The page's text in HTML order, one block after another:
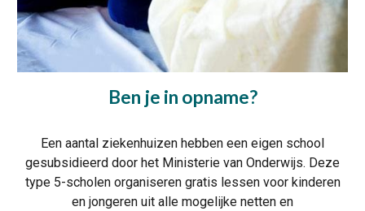
Ben je in opname?
Een aantal ziekenhuizen hebben een eigen school
gesubsidieerd door het Ministerie van Onderwijs. Deze
type 5-scholen organiseren gratis lessen voor kinderen
en jongeren uit alle mogelijke netten en